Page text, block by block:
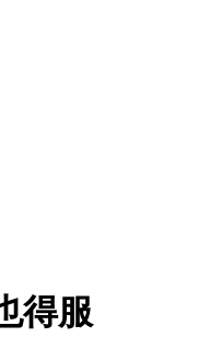
得服